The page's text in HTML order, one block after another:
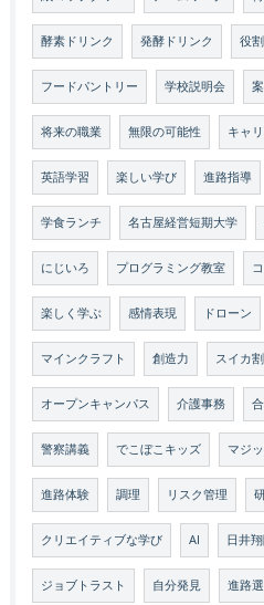
酵素ドリンク 発酵ドリンク 役割
フードパントリー 学校説明会
将来の職業 無限の可能性 キャ
英語学習 楽しい学び 進路指導
学食ランチ 名古屋経営短期大学
にじいろ プログラミング教室
楽しく学ぶ 感情表現 ドローン
マインクラフト 創造力 スイカ
オープンキャンパス 介護事務
警察講義 でこぼこキッズ マジ
進路体験 調理 リスク管理
クリエイティブな学び AI 日井
ジョブトラスト 自分発見 進路